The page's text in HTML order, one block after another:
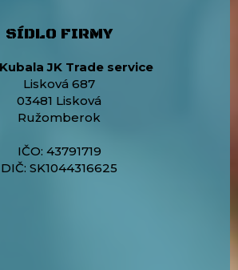
SÍDLO FIRMY
JK Trade service
Lisková 687
03481 Lisková
Ružomberok
IČO: 43791719
DIČ: SK1044316625